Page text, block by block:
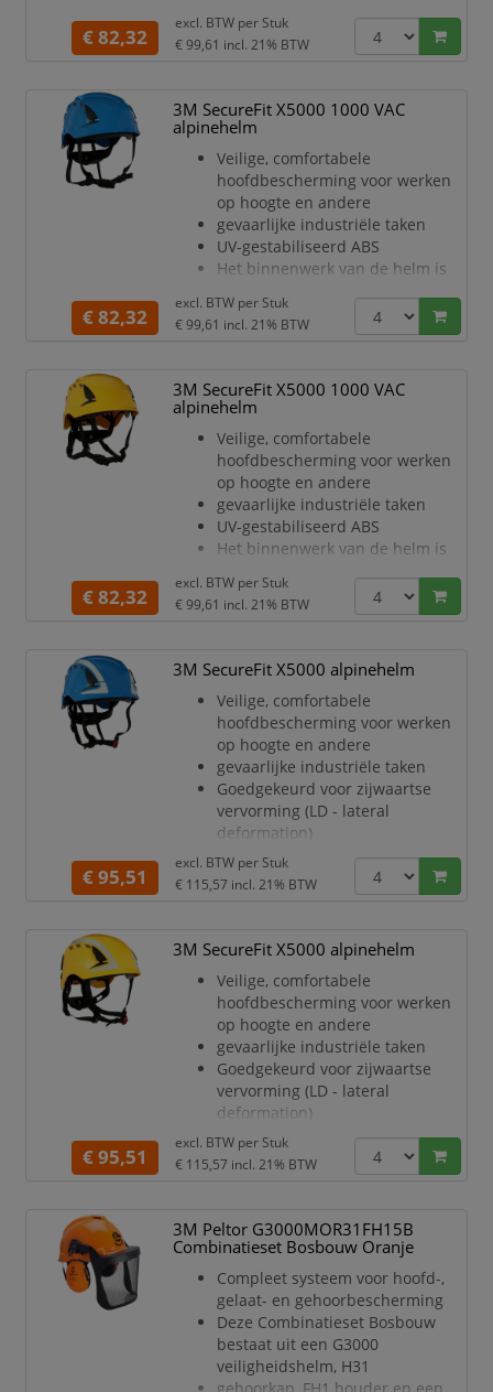
3M
Pressure Diffusion Technology
selectiesysteem, uniek van 3M,
stelt de
tussen de normen EN 12492
(klimhelmen)
en EN 397 (industriële
veiligheidshelmen)
De 6-punts ratelsluiting stelt de
gebru
€ 82,32
excl. BTW per Stuk
€ 99,61 incl. 21% BTW
3M SecureFit X5000 1000 VAC
alpinehelm
Veilige, comfortabele
hoofdbescherming voor werken
op hoogte en andere
gevaarlijke industriële taken
UV-gestabiliseerd ABS
Het binnenwerk van de helm is
3M
Pressure Diffusion Technology
selectiesysteem, uniek van 3M,
stelt de
tussen de normen EN 12492
(klimhelmen)
en EN 397 (industriële
veiligheidshelmen)
De 6-punts ratelsluiting stelt de
gebru
€ 82,32
excl. BTW per Stuk
€ 99,61 incl. 21% BTW
3M SecureFit X5000 1000 VAC
alpinehelm
Veilige, comfortabele
hoofdbescherming voor werken
op hoogte en andere
gevaarlijke industriële taken
UV-gestabiliseerd ABS
Het binnenwerk van de helm is
3M
Pressure Diffusion Technology
selectiesysteem, uniek van 3M,
stelt de
gebruiker in staat te schakelen
tussen de normen EN 12492
(klimhelmen)
en EN 397 (industriële
veiligheidshelmen)
De 6-punts ratelsluiting stelt de
gebru
€ 82,32
excl. BTW per Stuk
€ 99,61 incl. 21% BTW
3M SecureFit X5000 alpinehelm
Veilige, comfortabele
hoofdbescherming voor werken
op hoogte en andere
gevaarlijke industriële taken
Goedgekeurd voor zijwaartse
vervorming (LD - lateral
deformation)
UV-gestabiliseerd ABS
Het binnenwerk van de helm is
voorzien van de gepatenteerde
Pressure Diffusion Technology
De 4-punts kinband met
selectiesysteem, uniek van 3M,
stelt de
gebruiker in staat te schakelen
tussen de normen EN 12492
(klimhelmen)
en EN 397 (indu
€ 95,51
excl. BTW per Stuk
€ 115,57 incl. 21% BTW
3M SecureFit X5000 alpinehelm
Veilige, comfortabele
hoofdbescherming voor werken
op hoogte en andere
gevaarlijke industriële taken
Goedgekeurd voor zijwaartse
vervorming (LD - lateral
deformation)
UV-gestabiliseerd ABS
Het binnenwerk van de helm is
voorzien van de gepatenteerde
Pressure Diffusion Technology
De 4-punts kinband met
selectiesysteem, uniek van 3M,
stelt de
gebruiker in staat te schakelen
tussen de normen EN 12492
(klimhelmen)
en EN 397 (indu
€ 95,51
excl. BTW per Stuk
€ 115,57 incl. 21% BTW
3M Peltor G3000MOR31FH15B
Combinatieset Bosbouw Oranje
Compleet systeem voor hoofd-,
gelaat- en gehoorbescherming
Deze Combinatieset Bosbouw
bestaat uit een G3000
veiligheidshelm, H31